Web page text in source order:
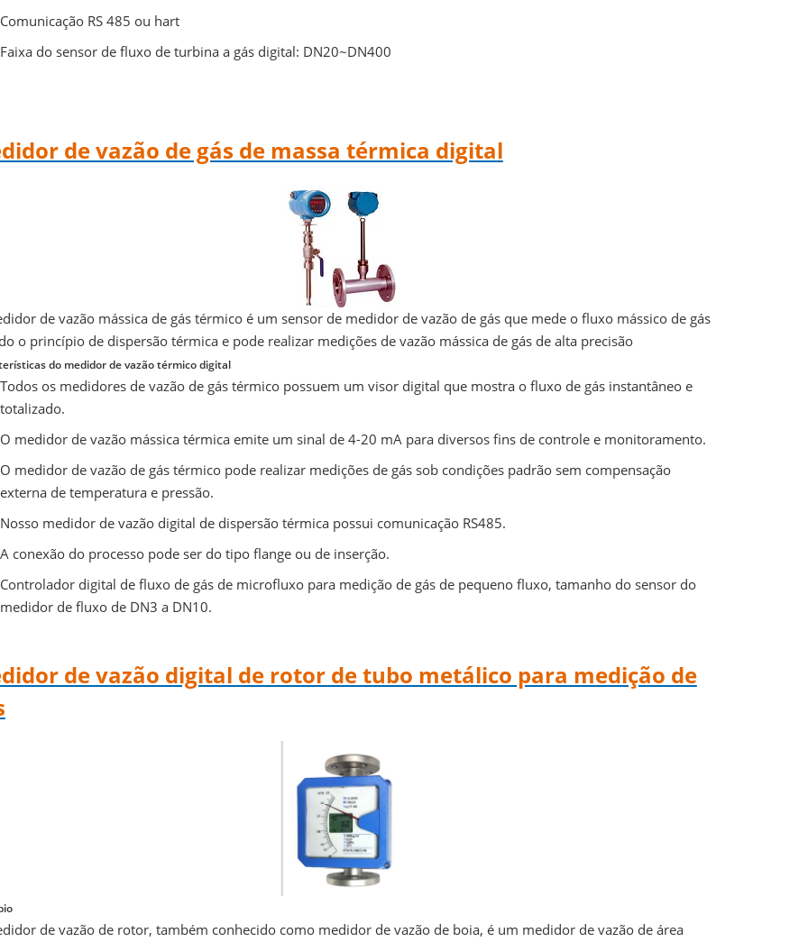
Comunicação RS 485 ou hart
Faixa do sensor de fluxo de turbina a gás digital: DN20~DN400
de vazão de gás de massa térmica digital
de vazão mássica de gás térmico é um sensor de medidor de vazão de gás que mede o fluxo mássico de gás
o princípio de dispersão térmica e pode realizar medições de vazão mássica de gás de alta precisão
do medidor de vazão térmico digital
Todos os medidores de vazão de gás térmico possuem um visor digital que mostra o fluxo de gás instantâneo e
totalizado.
O medidor de vazão mássica térmica emite um sinal de 4-20 mA para diversos fins de controle e monitoramento.
O medidor de vazão de gás térmico pode realizar medições de gás sob condições padrão sem compensação
externa de temperatura e pressão.
Nosso medidor de vazão digital de dispersão térmica possui comunicação RS485.
A conexão do processo pode ser do tipo flange ou de inserção.
Controlador digital de fluxo de gás de microfluxo para medição de gás de pequeno fluxo, tamanho do sensor do
medidor de fluxo de DN3 a DN10.
de vazão digital de rotor de tubo metálico para medição de
de vazão de rotor, também conhecido como medidor de vazão de boia, é um medidor de vazão de área